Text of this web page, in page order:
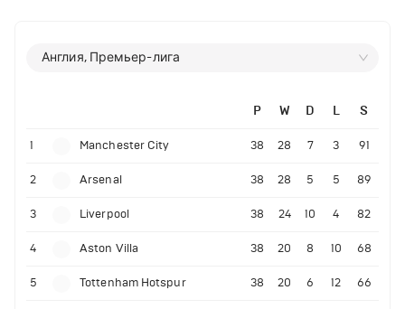
Англия, Премьер-лига
P W D L S
1 Manchester City 38 28 7 3 91
2 Arsenal 38 28 5 5 89
3 Liverpool 38 24 10 4 82
4 Aston Villa 38 20 8 10 68
5 Tottenham Hotspur 38 20 6 12 66